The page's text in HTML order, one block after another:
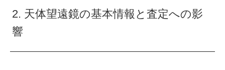
2. 天体望遠鏡の基本情報と査定への影
響